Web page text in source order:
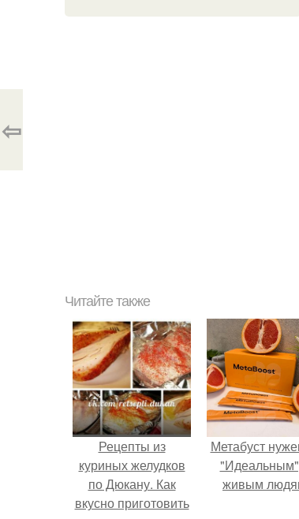
⇦
Читайте также
Рецепты из
куриных желудков
по Дюкану. Как
вкусно приготовить
Метабуст
живым